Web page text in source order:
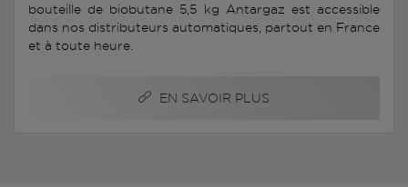
bouteille de biobutane 5,5 kg Antargaz est accessible
dans nos distributeurs automatiques, partout en France
et à toute heure.
EN SAVOIR PLUS